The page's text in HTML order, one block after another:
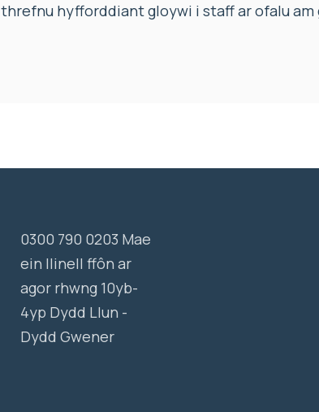
threfnu hyfforddiant gloywi i staff ar ofalu
0300 790 0203 Mae
ein llinell ffôn ar
agor rhwng 10yb-
4yp Dydd Llun -
Dydd Gwener